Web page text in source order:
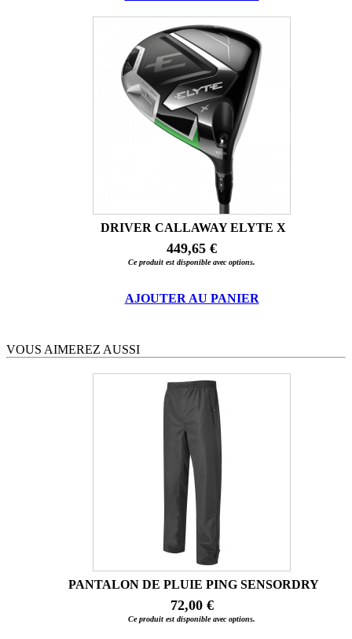
DRIVER CALLAWAY ELYTE X
449,65 €
Ce produit est disponible avec options.
AJOUTER AU PANIER
VOUS AIMEREZ AUSSI
PANTALON DE PLUIE PING SENSORDRY
72,00 €
Ce produit est disponible avec options.